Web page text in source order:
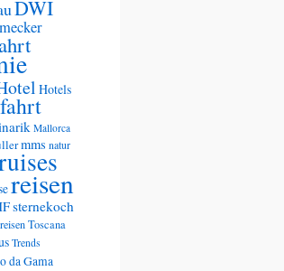
DWI
Hotels
Mallorca
mms natur
reisen
sternekoch
Toscana
Trends
da Gama